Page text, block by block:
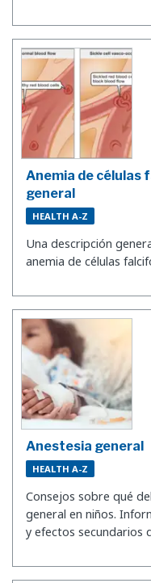
Anemia de células
general
HEALTH A-Z
Una descripción
anemia de células
Anestesia general
HEALTH A-Z
Consejos sobre qué
general en niños.
y efectos secundarios